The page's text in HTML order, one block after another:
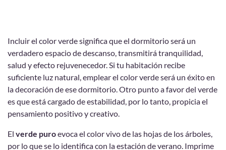
Incluir el color verde significa que el dormitorio será un
verdadero espacio de descanso, transmitirá tranquilidad,
salud y efecto rejuvenecedor. Si tu habitación recibe
suficiente luz natural, emplear el color verde será un éxito en
la decoración de ese dormitorio. Otro punto a favor del verde
esque está cargado de estabilidad, por lo tanto, propicia el
pensamiento positivo y creativo.
El verde puroevoca el color vivo de las hojas de los árboles,
por lo que se lo identifica con la estación de verano. Imprime